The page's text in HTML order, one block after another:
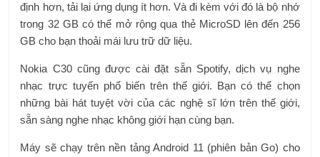
định hơn, tải lại ứng dụng ít hơn. Và đi kèm với đó là bộ nhớ
trong 32 GB có thể mở rộng qua thẻ MicroSD lên đến 256
GB cho bạn thoải mái lưu trữ dữ liệu.
Nokia C30 cũng được cài đặt sẵn Spotify, dịch vụ nghe
nhạc trực tuyến phổ biến trên thế giới. Bạn có thể chọn
những bài hát tuyệt vời của các nghệ sĩ lớn trên thế giới,
sẵn sàng nghe nhạc không giới hạn cùng bạn.
Máy sẽ chạy trên nền tảng Android 11 (phiên bản Go) cho